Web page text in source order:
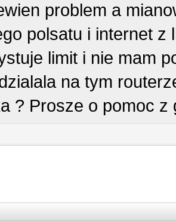
problem a
polsatu i internet z
limit i nie mam
na tym
? Prosze o pomoc z